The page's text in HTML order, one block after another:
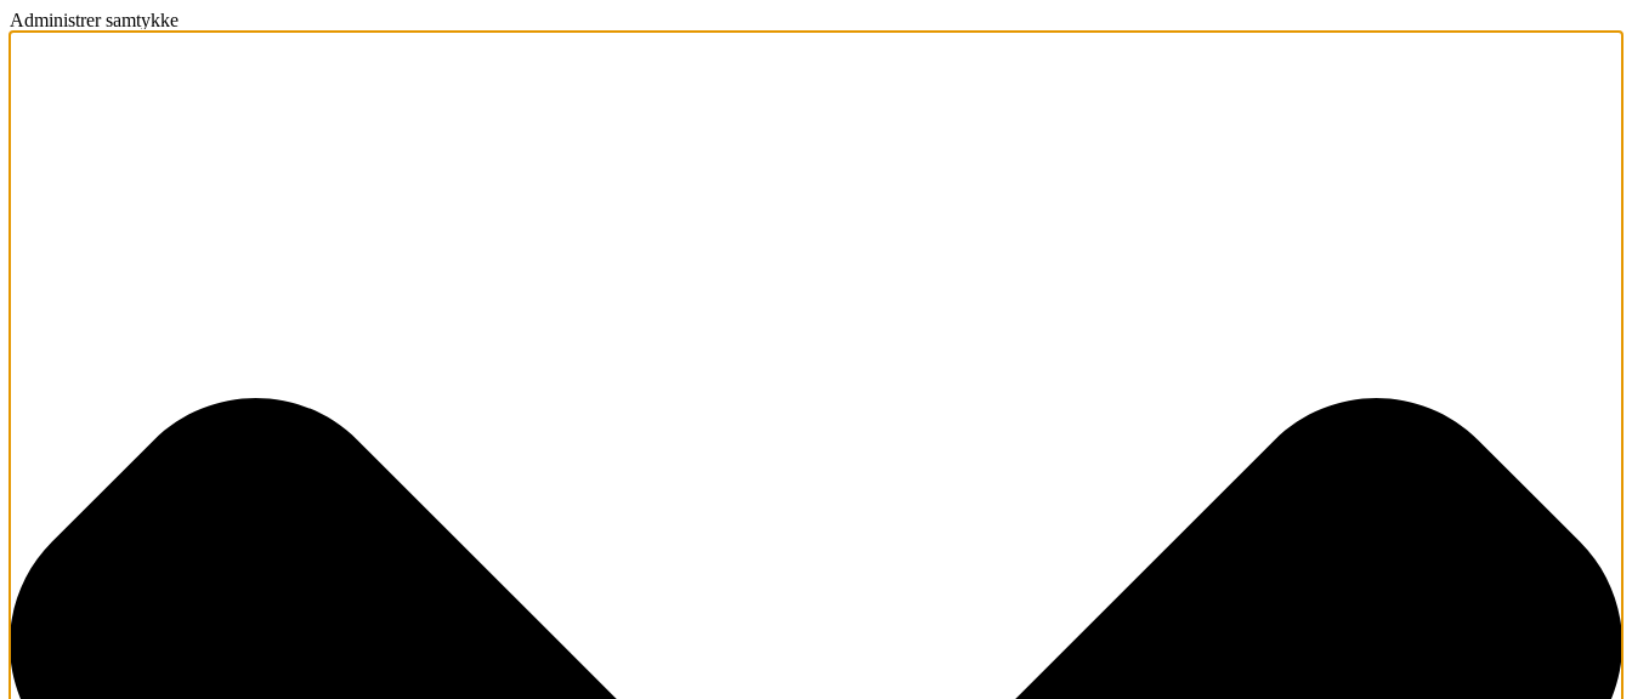
Administrer samtykke